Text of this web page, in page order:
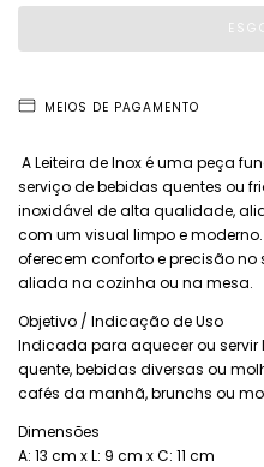
MEIOS DE PAGAMENTO
A Leiteira de Inox é uma peça
serviço de bebidas quentes ou
inoxidável de alta qualidade,
com um visual limpo e
oferecem conforto e precisão
aliada na cozinha ou na mesa.
Objetivo / Indicação de Uso
Indicada para aquecer ou servir
quente, bebidas diversas ou
cafés da manhã, brunchs ou
Dimensões
A: 13 cm x L: 9 cm x C: 11 cm